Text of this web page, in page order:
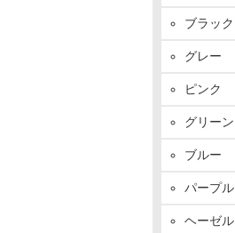
ブラック
グレー
ピンク
グリーン
ブルー
パープル
ヘーゼル